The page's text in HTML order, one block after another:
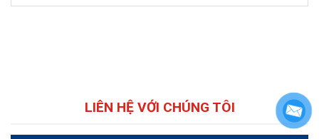
LIÊN HỆ VỚI CHÚNG TÔI